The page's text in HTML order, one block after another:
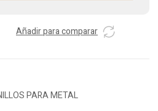
Añadir para comparar
PARA METAL